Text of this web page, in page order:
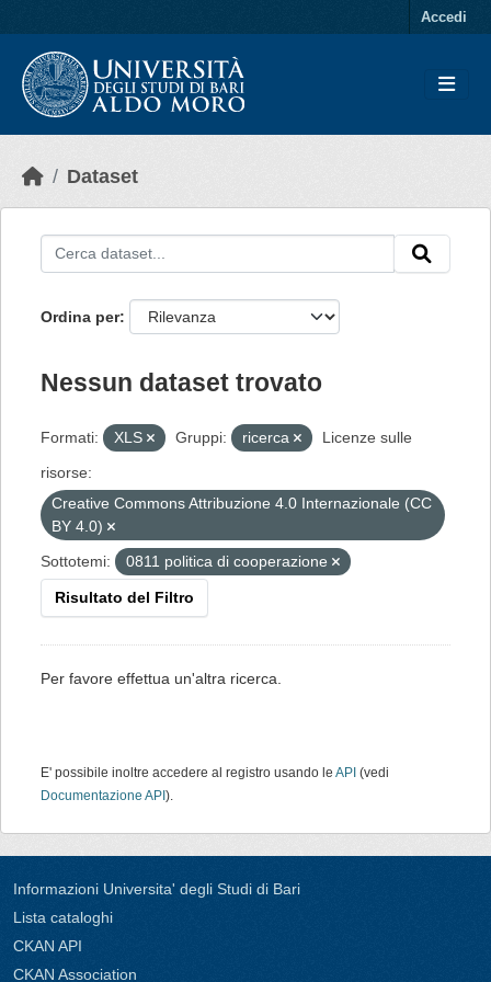
Accedi
Dataset
Ordina per
Nessun dataset trovato
Formati: XLS Gruppi: ricerca
Licenze sulle
risorse:
Creative Commons Attribuzione 4.0 Internazionale (CC
BY 4.0)
Sottotemi:
0811 politica di cooperazione
Risultato del Filtro
Per favore effettua un'altra ricerca.
E' possibile inoltre accedere al registro usando le API (vedi
Documentazione API ).
Informazioni Universita' degli Studi di Bari
Lista cataloghi
CKAN API
CKAN Association